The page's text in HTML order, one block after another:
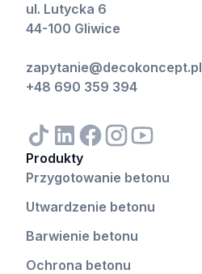
ul. Lutycka 6
44-100 Gliwice
zapytanie@decokoncept.pl
+48 690 359 394
Produkty
Przygotowanie betonu
Utwardzenie betonu
Barwienie betonu
Ochrona betonu